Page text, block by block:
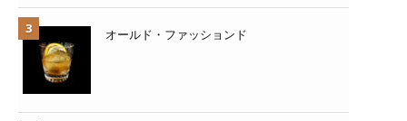
オールド・ファッションド